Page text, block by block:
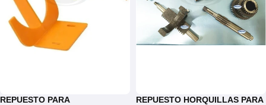
REPUESTO PARA
REPUESTO HORQUILLAS PARA